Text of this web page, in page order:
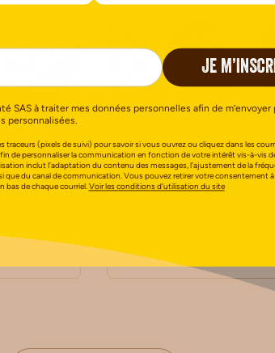
Mini
Sans Gluten
4 pers
JE
SAS à traiter mes données personnelles afin de m’envoyer
personnalisées.
traceurs (pixels de suivi) pour savoir si vous ouvrez ou cliquez dans les
de personnaliser la communication en fonction de votre intérêt vis-à-vis
inclut l’adaptation du contenu des messages, l’ajustement de la
que du canal de communication. Vous pouvez retirer votre consentement
bas de chaque courriel.Voir les conditions d’utilisation du site